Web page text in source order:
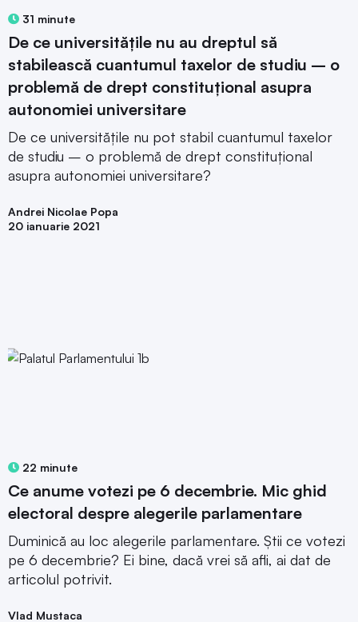
31 minute
De ce universitățile nu au dreptul să
stabilească cuantumul taxelor de studiu – o
problemă de drept constituțional asupra
autonomiei universitare
De ce universitățile nu pot stabil cuantumul taxelor
de studiu – o problemă de drept constituțional
asupra autonomiei universitare?
Andrei Nicolae Popa
20 ianuarie 2021
22 minute
Ce anume votezi pe 6 decembrie. Mic ghid
electoral despre alegerile parlamentare
Duminică au loc alegerile parlamentare. Știi ce votezi
pe 6 decembrie? Ei bine, dacă vrei să afli, ai dat de
articolul potrivit.
Vlad Mustaca